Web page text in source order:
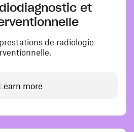
et
de radiologie
more